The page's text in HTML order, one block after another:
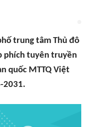
trung tâm Thủ đô
phích tuyên truyền
quốc MTTQ Việt
2031.